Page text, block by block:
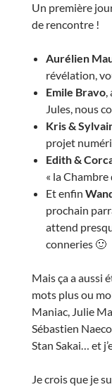
Un première
de rencontre !
Aurélien
révélation,
Emile Bravo,
Jules, nous
Kris &
projet
Edith &
« la
Et enfin
prochain
attend
conneries 🙂
Mais ça a aussi
mots plus ou
Maniac, Julie
Sébastien
Stan Sakai… et
Je crois que je